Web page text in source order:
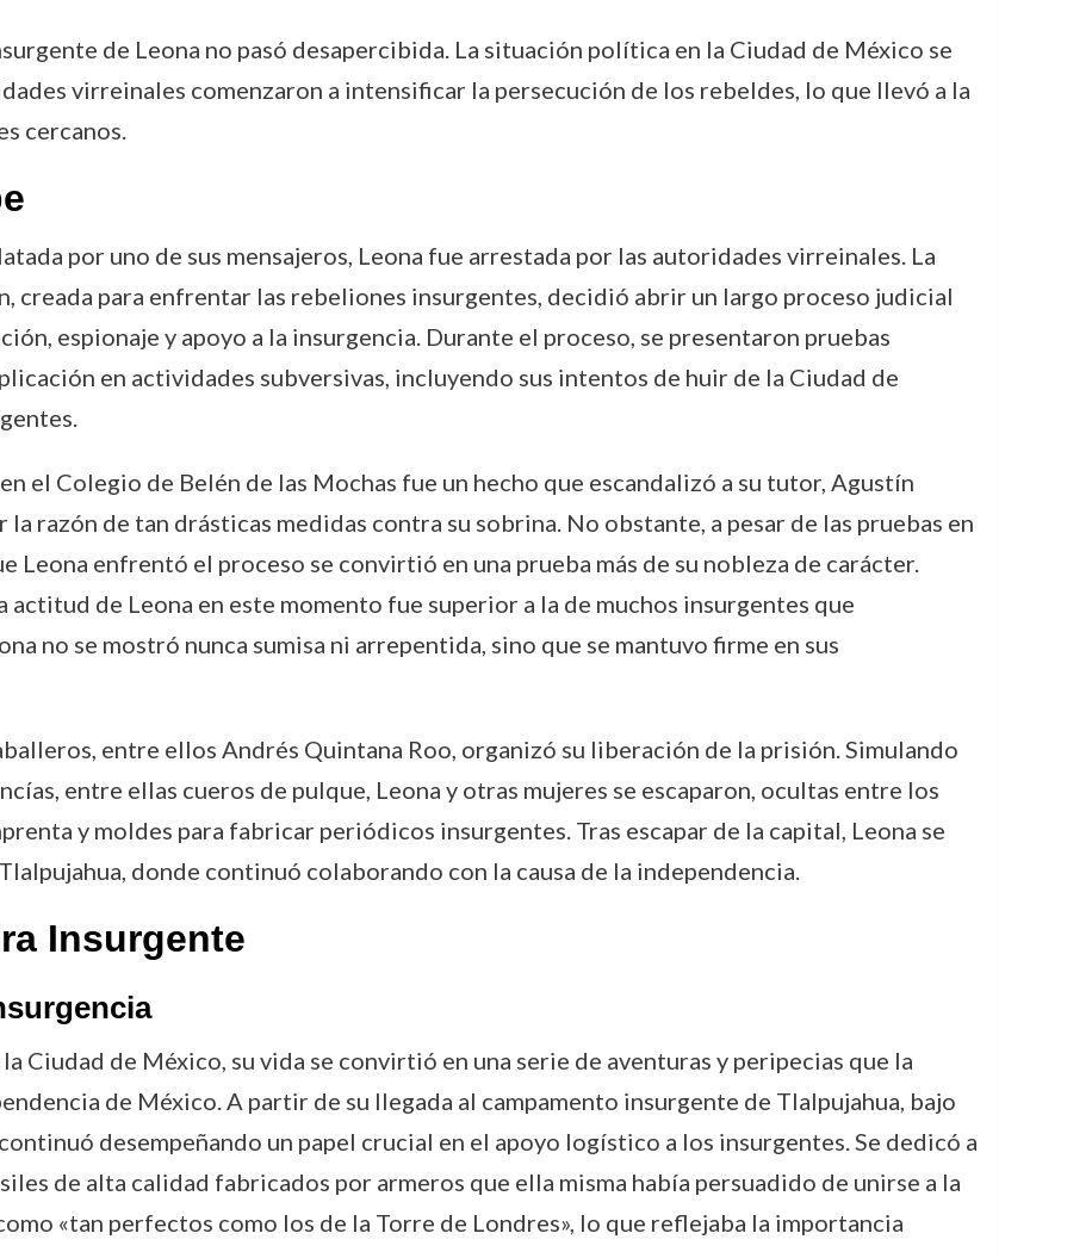
de Leona no pasó desapercibida. La situación política en la Ciudad de México se
virreinales comenzaron a intensificar la persecución de los rebeldes, lo que llevó a la
cercanos.
por uno de sus mensajeros, Leona fue arrestada por las autoridades virreinales. La
creada para enfrentar las rebeliones insurgentes, decidió abrir un largo proceso judicial
espionaje y apoyo a la insurgencia. Durante el proceso, se presentaron pruebas
en actividades subversivas, incluyendo sus intentos de huir de la Ciudad de
el Colegio de Belén de las Mochas fue un hecho que escandalizó a su tutor, Agustín
razón de tan drásticas medidas contra su sobrina. No obstante, a pesar de las pruebas en
Leona enfrentó el proceso se convirtió en una prueba más de su nobleza de carácter.
de Leona en este momento fue superior a la de muchos insurgentes que
no se mostró nunca sumisa ni arrepentida, sino que se mantuvo firme en sus
entre ellos Andrés Quintana Roo, organizó su liberación de la prisión. Simulando
entre ellas cueros de pulque, Leona y otras mujeres se escaparon, ocultas entre los
y moldes para fabricar periódicos insurgentes. Tras escapar de la capital, Leona se
donde continuó colaborando con la causa de la independencia.
Insurgente
Ciudad de México, su vida se convirtió en una serie de aventuras y peripecias que la
de México. A partir de su llegada al campamento insurgente de Tlalpujahua, bajo
desempeñando un papel crucial en el apoyo logístico a los insurgentes. Se dedicó a
de alta calidad fabricados por armeros que ella misma había persuadido de unirse a la
«tan perfectos como los de la Torre de Londres», lo que reflejaba la importancia